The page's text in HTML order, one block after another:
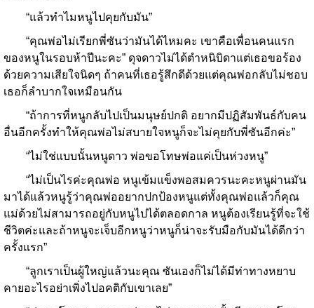
“แล้วทำไมหนูไปคุยกับมัน”
“คุณพ่อไม่เรียกพี่ซันว่ามันได้ไหมคะ เขาคือเพื่อนคนแรก
ของหนูในรอบห้าปีนะคะ” ดุจดาวไม่ได้ตำหนิบิดาแต่เธอขอร้อง
ด้วยความเสียใจนิดๆ ถ้าคนที่เธอรู้สึกดีด้วยแต่คุณพ่อกลับไม่ชอบ
เธอก็ลำบากใจเหมือนกัน
“ถ้าการที่หนูกลับไปเป็นมนุษย์ปกติ อยากมีปฏิสัมพันธ์กับคน
อื่นอีกครั้งทำให้คุณพ่อไม่สบายใจหนูก็จะไม่คุยกับพี่ซันอีกค่ะ”
“ไม่ใช่แบบนั้นหนูดาว พ่อขอโทษพ่อแค่เป็นห่วงหนู”
“ไม่เป็นไรค่ะคุณพ่อ หนูเข้มแข็งพอสมควรนะคะหนูผ่านมัน
มาได้แล้วหนูรู้ว่าคุณพ่ออยากปกป้องหนูแต่ทั้งคุณพ่อแล้วก็คุณ
แม่ด้วยไม่สามารถอยู่กับหนูไปได้ตลอดกาล หนูต้องเรียนรู้ที่จะใช้
ชีวิตค่ะและถ้าหนูจะเจ็บอีกหนูว่าหนูก็น่าจะรับมือกับมันได้ดีกว่า
ครั้งแรก”
“ลูกเราเป็นผู้ใหญ่แล้วนะคุณ ซันเองก็ไม่ได้มีท่าทางหยาบ
คายอะไรอย่าเพิ่งไปอคติกับเขาเลย”